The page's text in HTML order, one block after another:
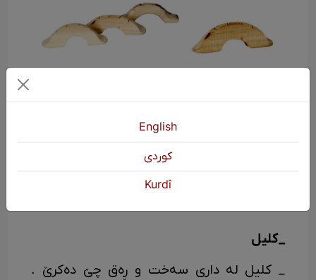
_کلیل
_ کلیل له داری سه‌خت و ڕه‌ق چێ ده‌کرێ .
English
كوردی
Kurdî